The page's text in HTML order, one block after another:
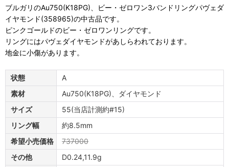
ブルガリのAu750(K18PG)、ビー・ゼロワン3バンドリングパヴェダ
イヤモンド(358965)の中古品です。
ピンクゴールドのビー・ゼロワンリングです。
リングにはパヴェダイヤモンドがあしらわれております。
地金に小傷があります。
状態
A
素材
Au750(K18PG)、ダイヤモンド
サイズ
55(当店計測約#15)
リング幅
約8.5mm
希望小売価格
737000
その他
D0.24,11.9g